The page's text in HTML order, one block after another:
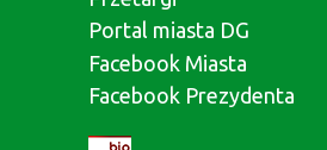
Portal miasta DG
Facebook Miasta
Facebook Prezydenta